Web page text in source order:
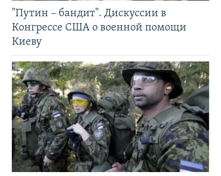
"Путин – бандит". Дискуссии в
Конгрессе США о военной помощи
Киеву